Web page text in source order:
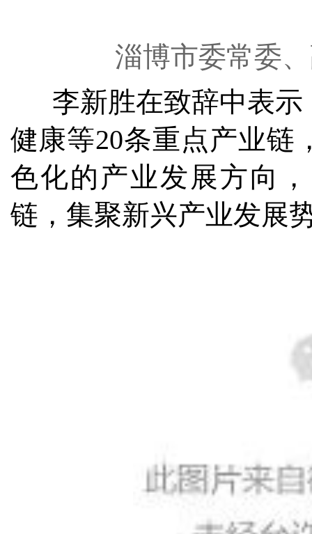
淄博市委常委
李新胜在致辞中表示
健康等20条重点产业链
色化的产业发展方向
链，集聚新兴产业发展